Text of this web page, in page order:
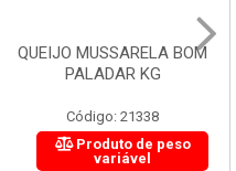
QUEIJO MUSSARELA BOM
PALADAR KG
Código: 21338
Produto de peso
variável